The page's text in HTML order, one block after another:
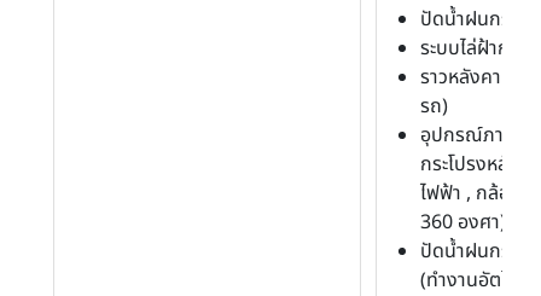
ปัดน้ำฝนกระจ
ระบบไล่ฝ้ากระ
ราวหลังคา (แ
รถ)
อุปกรณ์ภายน
กระโปรงหลังท
ไฟฟ้า , กล้อง
360 องศา)
ปัดน้ำฝนกระจ
(ทำงานอัตโนมั